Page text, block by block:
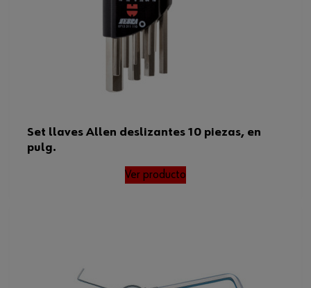
Set llaves Allen deslizantes 10 piezas, en
pulg.
Ver producto